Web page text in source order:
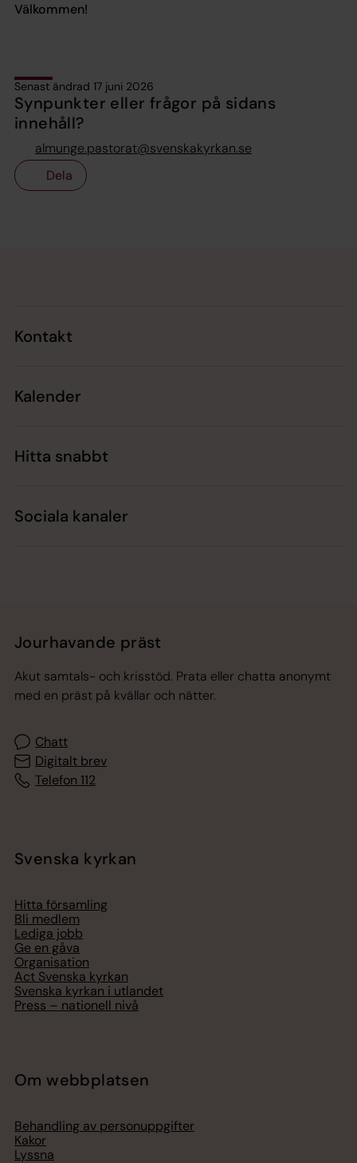
Välkommen!
Senast ändrad 17 juni 2026
Synpunkter eller frågor på sidans
innehåll?
almunge.pastorat@svenskakyrkan.se
Dela
Kontakt
Kalender
Hitta snabbt
Sociala kanaler
Jourhavande präst
Akut samtals- och krisstöd. Prata eller chatta anonymt
med en präst på kvällar och nätter.
Chatt
Digitalt brev
Telefon 112
Svenska kyrkan
Hitta församling
Bli medlem
Lediga jobb
Ge en gåva
Organisation
Act Svenska kyrkan
Svenska kyrkan i utlandet
Press – nationell nivå
Om webbplatsen
Behandling av personuppgifter
Kakor
Lyssna